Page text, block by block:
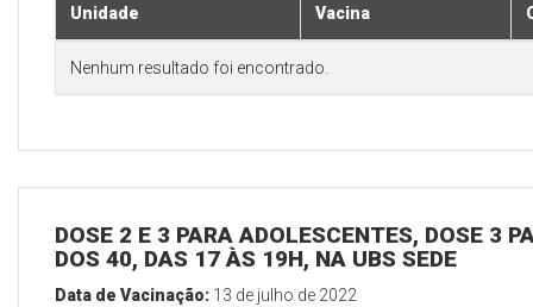
Unidade Vacina
Nenhum resultado foi encontrado.
DOSE 2 E 3 PARA ADOLESCENTES, DOSE 3
DOS 40, DAS 17 ÀS 19H, NA UBS SEDE
Data de Vacinação: 13 de julho de 2022